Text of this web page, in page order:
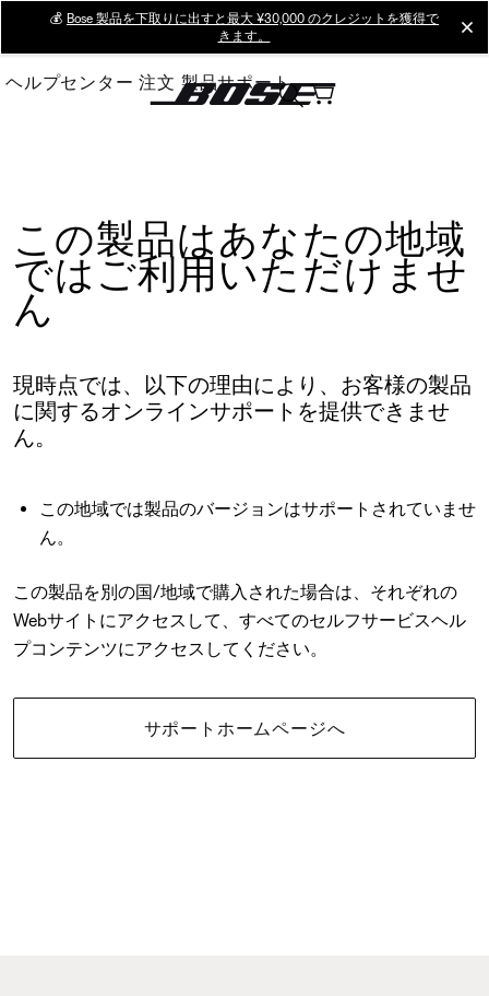
Main
💰 Bose 製品を下取りに出すと最大 ¥30,000 のクレジットを獲得で
きます。
ヘルプセンター 注文 製品サポート
この製品はあなたの地域
ではご利用いただけませ
ん
現時点では、以下の理由により、お客様の製品
に関するオンラインサポートを提供できませ
ん。
この地域では製品のバージョンはサポートされていませ
ん。
この製品を別の国/地域で購入された場合は、それぞれの
Webサイトにアクセスして、すべてのセルフサービスヘル
プコンテンツにアクセスしてください。
サポートホームページへ